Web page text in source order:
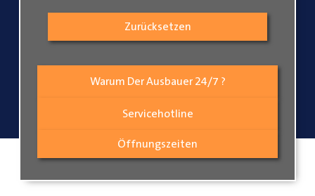
Warum Der Ausbauer 24/7 ?
Servicehotline
Öffnungszeiten
Zurücksetzen